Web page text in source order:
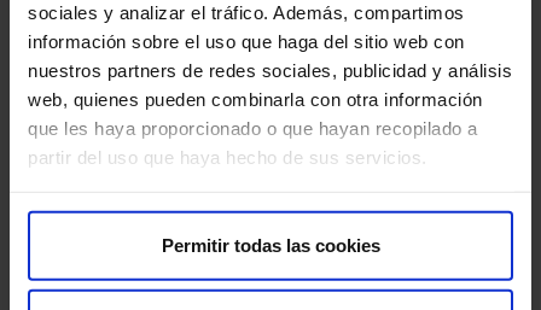
sociales y analizar el tráfico. Además, compartimos
información sobre el uso que haga del sitio web con
nuestros partners de redes sociales, publicidad y análisis
web, quienes pueden combinarla con otra información
que les haya proporcionado o que hayan recopilado a
partir del uso que haya hecho de sus servicios.
Permitir todas las cookies
Normal:no se encontraron pólipos ni otras anomalías.
Pólipos:se identificaron uno o más pólipos, que se
extirparon durante el procedimiento. Estos se enviarán
a un laboratorio para analizarlos y determinar si son
cancerosos.
pruebas adicionales para determinar la etapa del